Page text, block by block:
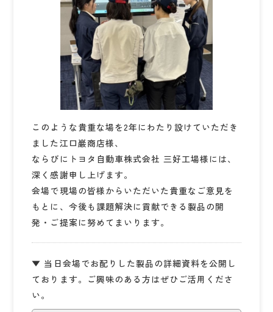
このような貴重な場を2年にわたり設けていただき
ました江口巖商店様、
ならびにトヨタ自動車株式会社 三好工場様には、
深く感謝申し上げます。
会場で現場の皆様からいただいた貴重なご意見を
もとに、今後も課題解決に貢献できる製品の開
発・ご提案に努めてまいります。
▼ 当日会場でお配りした製品の詳細資料を公開し
ております。ご興味のある方はぜひご活用くださ
い。